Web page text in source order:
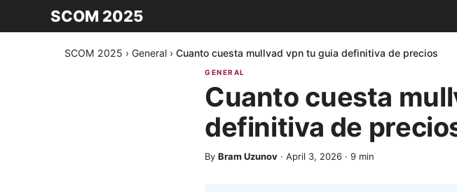
SCOM 2025
SCOM 2025 › General › Cuanto cuesta mullvad vpn tu guia definitiva de precios
GENERAL
Cuanto cuesta
definitiva de
By Bram Uzunov · April 3, 2026 · 9 min